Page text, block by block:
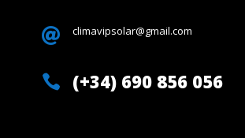
 climavipsolar@gmail.com
 (+34) 690 856 056